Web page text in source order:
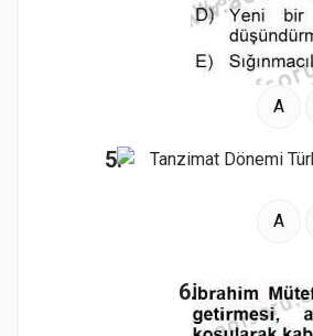
A
5.
A
6.